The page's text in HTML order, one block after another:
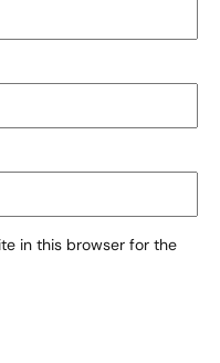
in this browser for the